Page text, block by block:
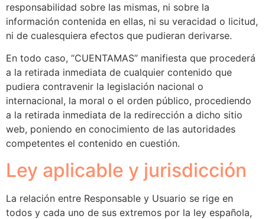
responsabilidad sobre las mismas, ni sobre la
información contenida en ellas, ni su veracidad o licitud,
ni de cualesquiera efectos que pudieran derivarse.
En todo caso, “CUENTAMAS” manifiesta que procederá
a la retirada inmediata de cualquier contenido que
pudiera contravenir la legislación nacional o
internacional, la moral o el orden público, procediendo
a la retirada inmediata de la redirección a dicho sitio
web, poniendo en conocimiento de las autoridades
competentes el contenido en cuestión.
Ley aplicable y jurisdicción
La relación entre Responsable y Usuario se rige en
todos y cada uno de sus extremos por la ley española,